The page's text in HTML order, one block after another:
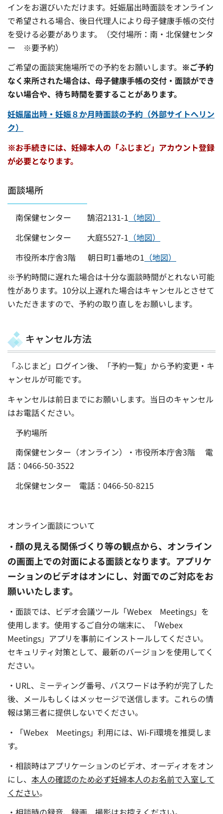
インをお選びいただけます。妊娠届出時面談をオンライン
で希望される場合、後日代理人により母子健康手帳の交付
を受ける必要があります。（交付場所：南・北保健センタ
ー ※要予約）
ご希望の面談実施場所での予約をお願いします。 ※ご予約
なく来所された場合は、母子健康手帳の交付・面談ができ
ない場合や、待ち時間を要することがあります。
妊娠届出時・妊娠８か月時面談の予約（外部サイトへリン
ク）
※お手続きには、妊婦本人の「ふじまど」アカウント登録
が必要となります。
面談場所
南保健センター 鵠沼2131-1 （地図）
北保健センター 大庭5527-1 （地図）
市役所本庁舎3階 朝日町1番地の1 （地図）
※予約時間に遅れた場合は十分な面談時間がとれない可能
性があります。10分以上遅れた場合はキャンセルとさせて
いただきますので、予約の取り直しをお願いします。
キャンセル方法
「ふじまど」ログイン後、「予約一覧」から予約変更・キ
ャンセルが可能です。
キャンセルは前日までにお願いします。当日のキャンセル
はお電話ください。
予約場所
南保健センター（オンライン）・市役所本庁舎3階 電
話：0466-50-3522
北保健センター 電話：0466-50-8215
オンライン面談について
・ 顔の見える関係づくり等の観点から、オンライン
の画面上での対面による面談となります。アプリケ
ーションのビデオはオンにし、対面でのご対応をお
願いいたします。
・面談では、ビデオ会議ツール「Webex Meetings」を
使用します。使用するご自分の端末に、「Webex
Meetings」アプリを事前にインストールしてください。
セキュリティ対策として、最新のバージョンを使用してく
ださい。
・URL、ミーティング番号、パスワードは予約が完了した
後、メールもしくはメッセージで送信します。これらの情
報は第三者に提供しないでください。
・「Webex Meetings」利用には、Wi-Fi環境を推奨しま
す。
・相談時はアプリケーションのビデオ、オーディオをオン
にし、 本人の確認のため必ず妊婦本人のお名前で入室して
ください。